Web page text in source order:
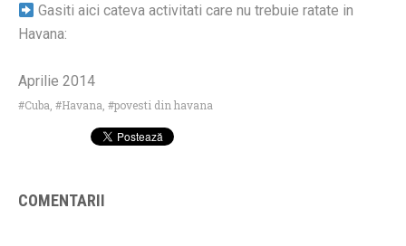
Gasiti aici cateva activitati care nu trebuie ratate in
Havana:
Aprilie 2014
Cuba, Havana, povesti din havana
COMENTARII